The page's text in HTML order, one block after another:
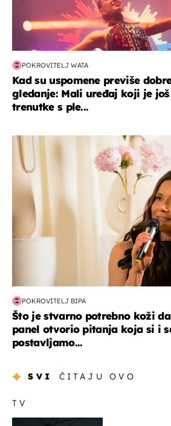
POKROVITELJ WATA
Kad su uspomene previše
gledanje: Mali uređaj koji je
trenutke s ple...
moda & ljepota
POKROVITELJ BIPA
Što je stvarno potrebno koži
panel otvorio pitanja koja si i
postavljamo...
SVI ČITAJU OVO
TV